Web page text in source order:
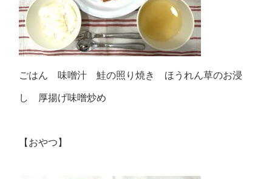
ごはん 味噌汁 鮭の照り焼き ほうれん草のお浸
し 厚揚げ味噌炒め
【おやつ】